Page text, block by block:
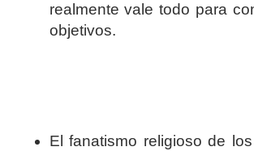
realmente vale todo para
objetivos.
El fanatismo religioso de